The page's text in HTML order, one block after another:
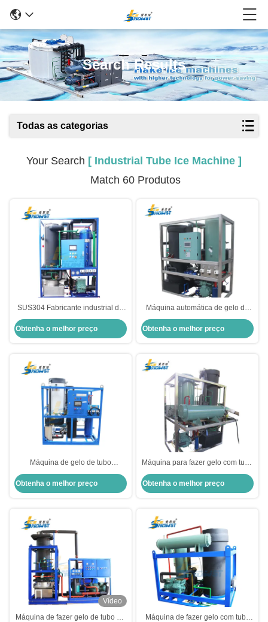
Search Results
Todas as categorias
Your Search [ Industrial Tube Ice Machine ]
Match 60 Produtos
SUS304 Fabricante industrial de
máquinas de gelo de tubo 3T para
bares e hotéis
Obtenha o melhor preço
Máquina automática de gelo de
mini-tubo industrial de 5T com
condensador refrigerado a ar
remoto
Obtenha o melhor preço
Máquina de gelo de tubo
industrial integrada de 1 tonelada
380V 220V 440V 415V
Obtenha o melhor preço
Máquina para fazer gelo com tubo
comestível de qualidade alimentar
Máquina para fazer gelo com tubo
2 toneladas
Obtenha o melhor preço
Vídeo
Máquina de fazer gelo de tubo de
Máquina de fazer gelo com tubo